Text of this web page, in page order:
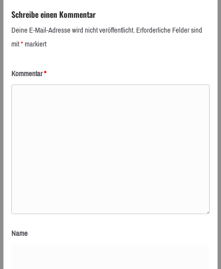
Schreibe einen Kommentar
Deine E-Mail-Adresse wird nicht veröffentlicht.Erforderliche Felder sind
mit*markiert
Kommentar*
Name